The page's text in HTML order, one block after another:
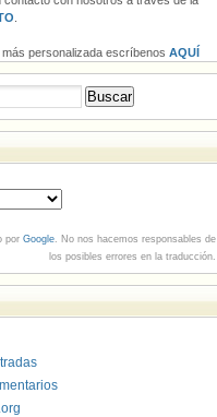
personalizada escríbenos AQUÍ
por Google. No nos hacemos responsables de
los posibles errores en la traducción.